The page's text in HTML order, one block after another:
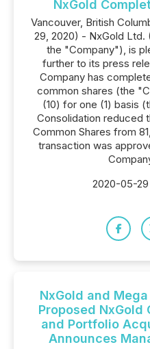
NxGold
Vancouver, British
29, 2020) - NxGold Ltd.
the "Company"), is
further to its press
Company has
common shares (the
(10) for one (1) basis
Consolidation reduced
Common Shares from
transaction was
2020-05-
NxGold and
Proposed NxGold
and Portfolio
Announces